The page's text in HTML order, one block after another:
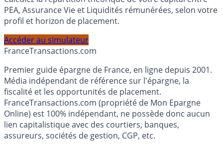
Calculez la répartition théorique de votre capital entre
PEA, Assurance Vie et Liquidités rémunérées, selon votre
profil et horizon de placement.
Accéder au simulateur
FranceTransactions.com
Premier guide épargne de France, en ligne depuis 2001.
Média indépendant de référence sur l'épargne, la
fiscalité et les opportunités de placement.
FranceTransactions.com (propriété de Mon Epargne
Online) est 100% indépendant, ne possède donc aucun
lien capitalistique avec des courtiers, banques,